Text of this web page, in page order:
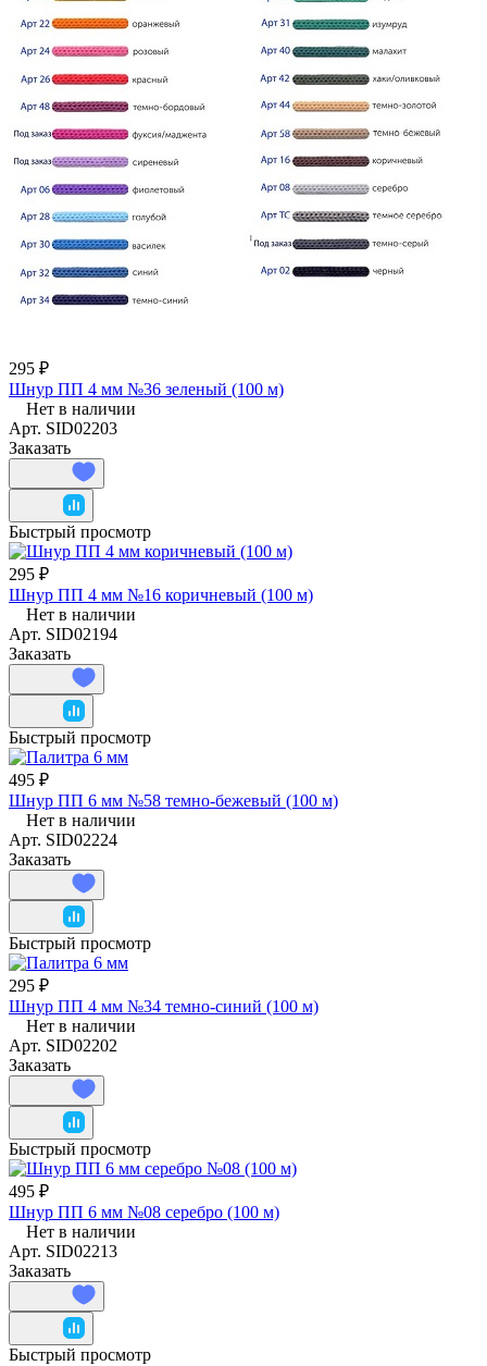
295 ₽
Шнур ПП 4 мм №36 зеленый (100 м)
Нет в наличии
Арт. SID02203
Заказать
Быстрый просмотр
295 ₽
Шнур ПП 4 мм №16 коричневый (100 м)
Нет в наличии
Арт. SID02194
Заказать
Быстрый просмотр
495 ₽
Шнур ПП 6 мм №58 темно-бежевый (100 м)
Нет в наличии
Арт. SID02224
Заказать
Быстрый просмотр
295 ₽
Шнур ПП 4 мм №34 темно-синий (100 м)
Нет в наличии
Арт. SID02202
Заказать
Быстрый просмотр
495 ₽
Шнур ПП 6 мм №08 серебро (100 м)
Нет в наличии
Арт. SID02213
Заказать
Быстрый просмотр